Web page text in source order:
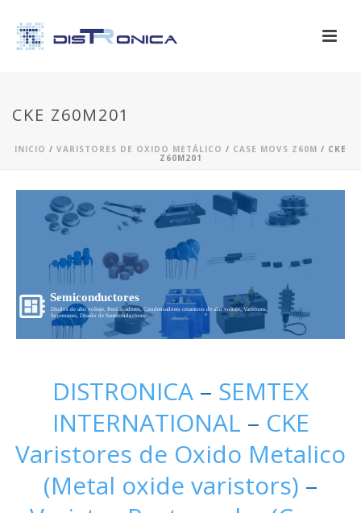
CKE Z60M201
INICIO / VARISTORES DE OXIDO METÁLICO / CASE MOVS Z60M / CKE
Z60M201
Semiconductores
Diodos de alto voltaje, Rectificadores, Condensadores ceramicos de alto voltaje, Varistores,
Supresores, Diseño de Semiconductores...
DISTRONICA – SEMTEX
INTERNATIONAL – CKE
Varistores de Oxido Metalico
(Metal oxide varistors) –